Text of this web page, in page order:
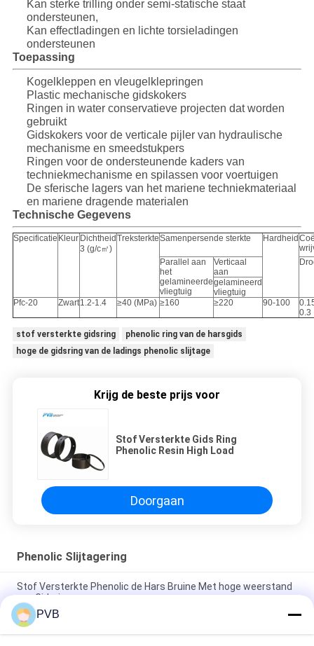
Kan sterke trilling onder semi-statische staat
ondersteunen,
Kan effectladingen en lichte torsieladingen
ondersteunen
Toepassing
Kogelkleppen en vleugelklepringen
Plastic mechanische gidskokers
Ringen in water conservatieve projecten dat worden
gebruikt
Gidskokers voor de verticale pijler van hydraulische
mechanisme en smeedstukpers
Ringen voor de ondersteunende kaders van
techniekmechanisme en spilassen voor voertuigen
De sferische lagers van het mariene techniekmateriaal
en mariene dragende materialen
Technische Gegevens
Specificatie Kleur Dichtheid
3 (g/c㎡)
TreksterkteSamenpersende sterkte Hardheid
Parallel aan
het
gelamineerde
vliegtuig
Verticaal
aan
gelamineerd
vliegtuig
Pfc-20
Zwart1.2-1.4 ≥40 (MPa) ≥160 ≥220 90-100
0.3
stof versterkte gidsring
phenolic ring van de harsgids
hoge de gidsring van de ladings phenolic slijtage
Krijg de beste prijs voor
Stof Versterkte Gids Ring
Phenolic Resin High Load
Doorgaan
Phenolic Slijtagering
Stof Versterkte Phenolic de Hars Bruine Met hoge weerstand
van Gidsringen
Versterkte Stof van Ring High Strength Composite Fiber van
de Hittebestendigheids Phenolic Slijtage
PVB